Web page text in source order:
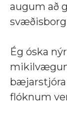
augum að
Ég óska
bæjarstjóra
flóknum